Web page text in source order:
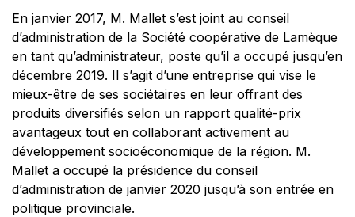
En janvier 2017, M. Mallet s’est joint au conseil
d’administration de la Société coopérative de Lamèque
en tant qu’administrateur, poste qu’il a occupé jusqu’en
décembre 2019. Il s’agit d’une entreprise qui vise le
mieux-être de ses sociétaires en leur offrant des
produits diversifiés selon un rapport qualité-prix
avantageux tout en collaborant activement au
développement socioéconomique de la région. M.
Mallet a occupé la présidence du conseil
d’administration de janvier 2020 jusqu’à son entrée en
politique provinciale.